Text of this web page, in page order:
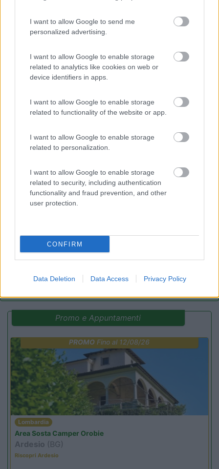
I want to allow Google to send me
personalized advertising.
I want to allow Google to enable storage
related to analytics like cookies on web or
device identifiers in apps.
I want to allow Google to enable storage
related to functionality of the website or app.
I want to allow Google to enable storage
related to personalization.
I want to allow Google to enable storage
related to security, including authentication
functionality and fraud prevention, and other
user protection.
CONFIRM
Data Deletion Data Access Privacy Policy
8.5 Feriolo di Baveno(VB)
Campeggio
7.3
Promo e Appuntamenti
PROMO Fino al 12/08/26
Lombardia
Area Sosta Camper Orobie
Ardesio (BG)
Riscopri Ardesio